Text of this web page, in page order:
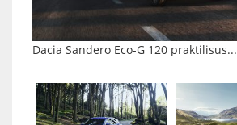
Dacia Sandero Eco-G 120 praktilisus...